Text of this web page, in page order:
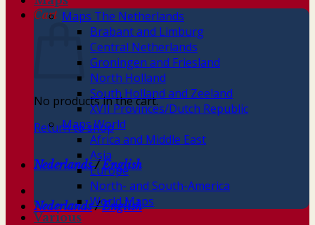
Cart
No products in the cart.
Return to shop
Nederlands/English
Nederlands/English
Maps The Netherlands
Brabant and Limburg
Central Netherlands
Groningen and Friesland
North Holland
South Holland and Zeeland
XVII Provinces/Dutch Republic
Maps World
Africa and Middle East
Asia
Europe
North- and South-America
World Maps
Various